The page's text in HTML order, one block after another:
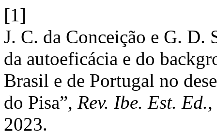
[1]
J. C. da Conceição e G. D.
da autoeficácia e do
Brasil e de Portugal no
do Pisa”, Rev. Ibe. Est. Ed.
2023.